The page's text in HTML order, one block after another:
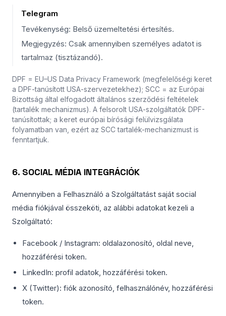
Telegram
Tevékenység: Belső üzemeltetési értesítés.
Megjegyzés: Csak amennyiben személyes adatot is
tartalmaz (tisztázandó).
DPF = EU–US Data Privacy Framework (megfelelőségi keret
a DPF-tanúsított USA-szervezetekhez); SCC = az Európai
Bizottság által elfogadott általános szerződési feltételek
(tartalék mechanizmus). A felsorolt USA-szolgáltatók DPF-
tanúsítottak; a keret európai bírósági felülvizsgálata
folyamatban van, ezért az SCC tartalék-mechanizmust is
fenntartjuk.
6. SOCIAL MÉDIA INTEGRÁCIÓK
Amennyiben a Felhasználó a Szolgáltatást saját social
média fiókjával összeköti, az alábbi adatokat kezeli a
Szolgáltató:
Facebook / Instagram: oldalazonosító, oldal neve,
hozzáférési token.
LinkedIn: profil adatok, hozzáférési token.
X (Twitter): fiók azonosító, felhasználónév, hozzáférési
token.